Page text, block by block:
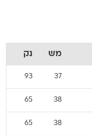
מש נק
37
93
38
65
38
65